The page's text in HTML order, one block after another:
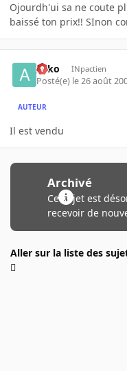
Ojourdh'ui sa ne coute
baissé ton prix!! SInon
Arko INpactien
Posté(e) le 26 août
AUTEUR
Il est vendu
Archivé
Ce sujet est
recevoir de
Aller sur la liste des